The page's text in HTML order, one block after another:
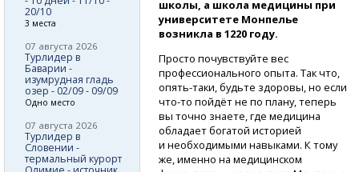
школы, а школа медицины при
университете Монпелье
возникла в 1220 году.
Просто почувствуйте вес
профессионального опыта. Так что,
опять-таки,будьте здоровы, но если
что-то пойдёт не по плану, теперь
вы точно знаете, где медицина
обладает богатой историей
и необходимыми навыками. К тому
же, именно на медицинском
20/10
3 места
07 августа 2026
Турлидер в
Баварии -
изумрудная гладь
озер - 02/09 - 09/09
Одно место
07 августа 2026
Турлидер в
Словении -
термальный курорт